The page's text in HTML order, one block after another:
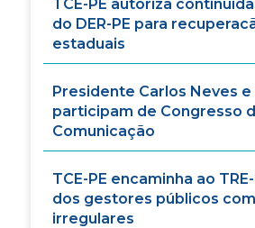
TCE-PE autoriza
do DER-PE para
estaduais
Presidente Carlos Neves
participam de Congresso
Comunicação
TCE-PE encaminha ao
dos gestores públicos
irregulares